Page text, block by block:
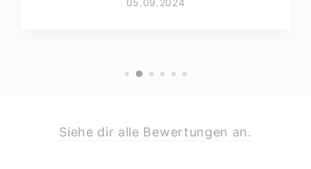
Siehe dir alle Bewertungen an.